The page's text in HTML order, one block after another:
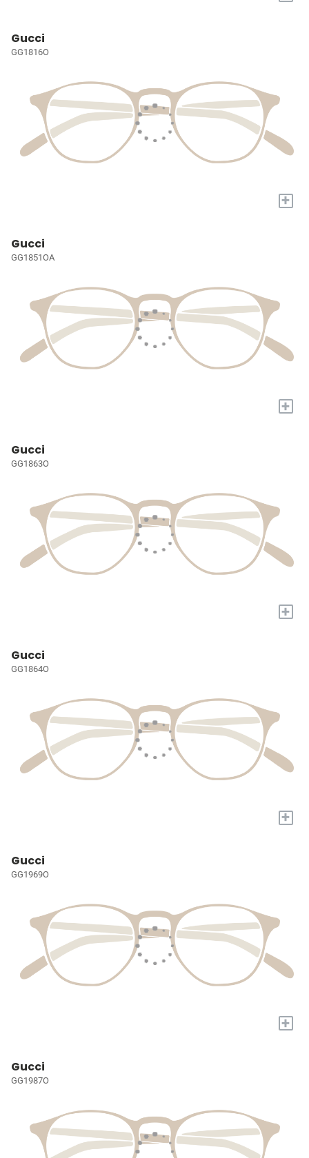
Gucci
GG1816O
+
Gucci
GG1851OA
+
Gucci
GG1863O
+
Gucci
GG1864O
+
Gucci
GG1969O
+
Gucci
GG1987O